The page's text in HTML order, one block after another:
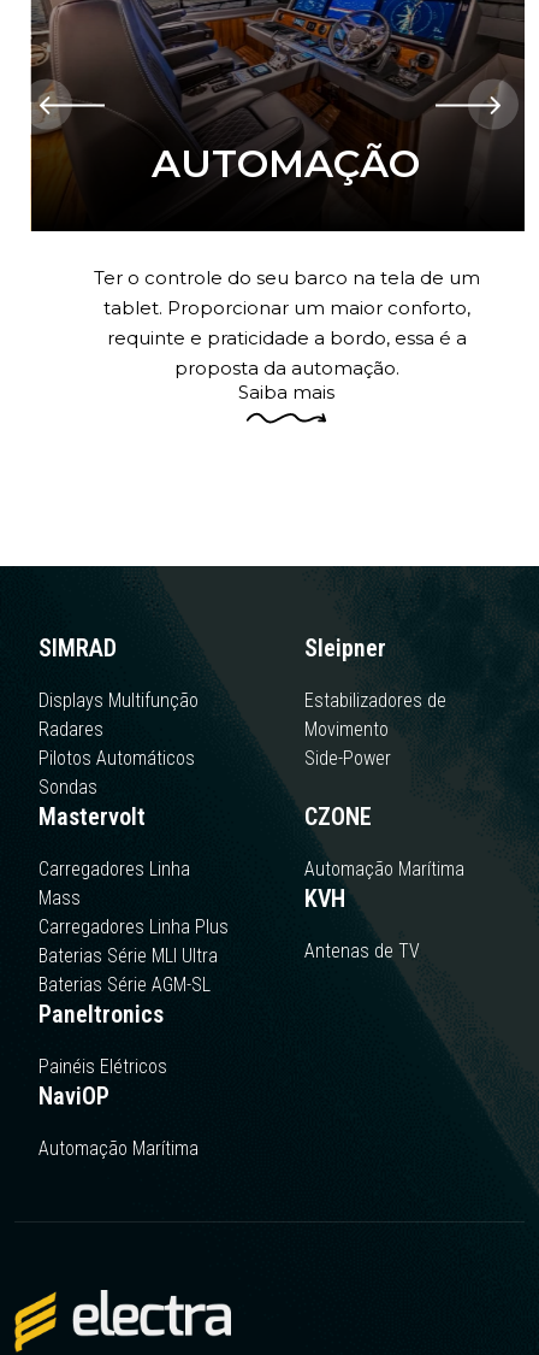
AUTOMAÇÃO
Ter o controle do seu barco na tela de um
tablet. Proporcionar um maior conforto,
requinte e praticidade a bordo, essa é a
proposta da automação.
Saiba mais
SIMRAD
Displays Multifunção
Radares
Pilotos Automáticos
Sondas
Sleipner
Estabilizadores de
Movimento
Side-Power
Mastervolt
Carregadores Linha
Mass
Carregadores Linha Plus
Baterias Série MLI Ultra
Baterias Série AGM-SL
CZONE
Automação Marítima
KVH
Antenas de TV
Paneltronics
Painéis Elétricos
NaviOP
Automação Marítima